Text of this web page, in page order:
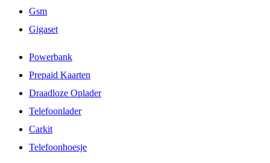
Gsm
Gigaset
Powerbank
Prepaid Kaarten
Draadloze Oplader
Telefoonlader
Carkit
Telefoonhoesje